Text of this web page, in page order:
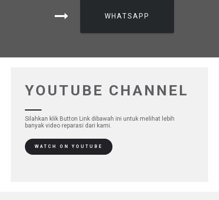
WHATSAPP
YOUTUBE CHANNEL
Silahkan klik Button Link dibawah ini untuk melihat lebih
banyak video reparasi dari kami.
WATCH ON YOUTUBE